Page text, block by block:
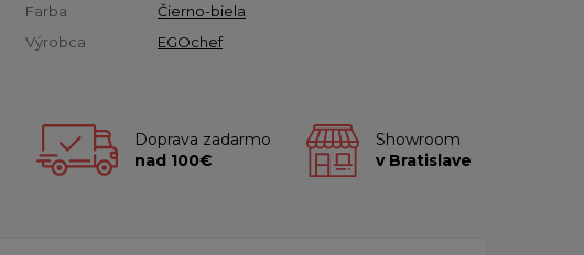
Farba
Čierno-biela
Výrobca
EGOchef
Doprava zadarmo
nad 100€
Showroom
v Bratislave